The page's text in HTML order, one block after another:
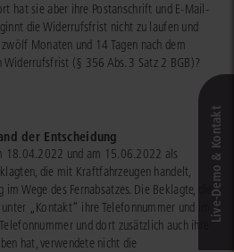
hat sie aber ihre Postanschrift und E-Mail-
die Widerrufsfrist nicht zu laufen und
Monaten und 14 Tagen nach dem
Widerrufsfrist (§ 356 Abs. 3 Satz 2 BGB)?
der Entscheidung
18.04.2022 und am 15.06.2022 als
die mit Kraftfahrzeugen handelt,
Wege des Fernabsatzes. Die Beklagte, die
„Kontakt“ ihre Telefonnummer und im
und dort zusätzlich auch ihre
hat, verwendete nicht die
Live‑Demo & Kontakt